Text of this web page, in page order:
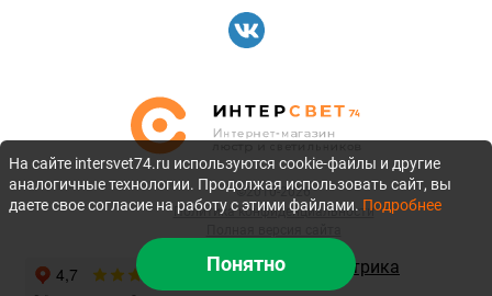
©2010-2026
Политика конфиденциальности
На сайте intersvet74.ru используются cookie-файлы и другие
аналогичные технологии. Продолжая использовать сайт, вы
даете свое согласие на работу с этими файлами. Подробнее
Понятно